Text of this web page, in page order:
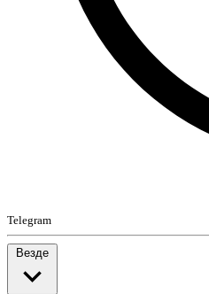
Telegram
Везде